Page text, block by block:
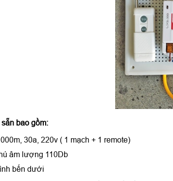
bao gồm:
30a, 220v ( 1 mạch + 1 remote)
âm lượng 110Db
bến dưới